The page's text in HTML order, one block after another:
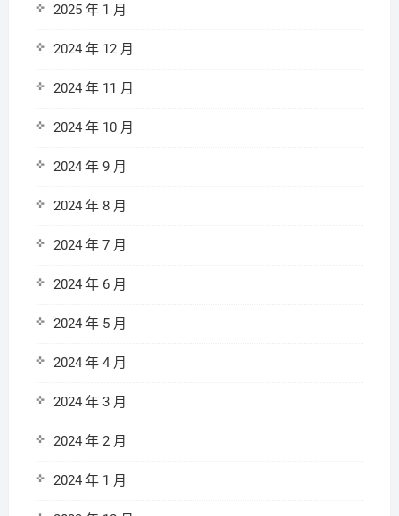
2025 年 1 月
2024 年 12 月
2024 年 11 月
2024 年 10 月
2024 年 9 月
2024 年 8 月
2024 年 7 月
2024 年 6 月
2024 年 5 月
2024 年 4 月
2024 年 3 月
2024 年 2 月
2024 年 1 月